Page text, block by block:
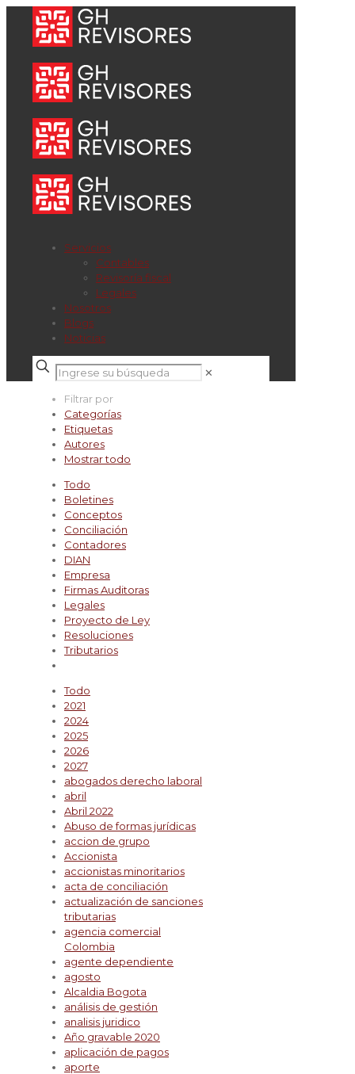
Servicios
Contables
Revisoría fiscal
Legales
Nosotros
Blogs
Noticias
✕
Filtrar por
Categorías
Etiquetas
Autores
Mostrar todo
Todo
Boletines
Conceptos
Conciliación
Contadores
DIAN
Empresa
Firmas Auditoras
Legales
Proyecto de Ley
Resoluciones
Tributarios
Todo
2021
2024
2025
2026
2027
abogados derecho laboral
abril
Abril 2022
Abuso de formas jurídicas
accion de grupo
Accionista
accionistas minoritarios
acta de conciliación
actualización de sanciones
tributarias
agencia comercial
Colombia
agente dependiente
agosto
Alcaldia Bogota
análisis de gestión
analisis juridico
Año gravable 2020
aplicación de pagos
aporte